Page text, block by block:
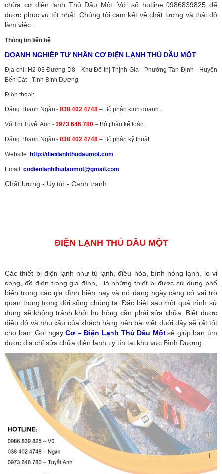
chữa cơ điện lạnh Thủ Dầu Một. Với số hotline 0986839825 để
được phục vụ tốt nhất. Chúng tôi cam kết về chất lượng và thái độ
làm việc.
Thông tin liên hệ
DOANH NGHIỆP TƯ NHÂN CƠ ĐIỆN LẠNH THỦ DẦU MỘT
Địa chỉ: H2-03 Đường D8 - Khu Đô thị Thịnh Gia - Phường Tân Định - Huyện
Bến Cát - Tỉnh Bình Dương.
Điện thoại:
Đặng Thanh Ngân - 038 402 4748 – Bộ phận kinh doanh.
Võ Thị Tuyết Anh - 0973 646 780 – Bộ phận kế toán
Đặng Thanh Ngân - 038 402 4748 – Bộ phận kỹ thuật
Website: http://dienlanhthudaumot.com
Email: codienlanhthudaumot@gmail.com
Chất lượng - Uy tín - Cạnh tranh
ĐIỆN LẠNH THỦ DẦU MỘT
Các thiết bị điện lạnh như tủ lạnh, điều hòa, bình nóng lạnh, lo vi
sóng, đồ điện trong gia đình,.. là những thiết bị được sử dụng phổ
biến trong các gia đình hiện nay và nó đang ngày càng có vai trò
quan trọng trong đời sống chúng ta. Đặc biệt sau một quá trình sử
dụng sẽ không tránh khỏi hư hỏng cần phải sửa chữa. Biết được
điều đó và nhu cầu của khách hàng nên bài viết dưới đây sẽ rất tốt
cho bạn. Gọi ngayCơ – Điện Lạnh Thủ Dầu Một sẽ giúp bạn tìm
được địa chỉ sửa chữa điện lạnh uy tín tại khu vực Bình Dương.